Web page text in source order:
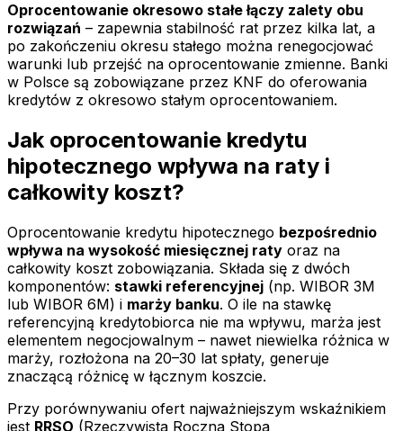
Oprocentowanie okresowo stałe łączy zalety obu
rozwiązań – zapewnia stabilność rat przez kilka lat, a
po zakończeniu okresu stałego można renegocjować
warunki lub przejść na oprocentowanie zmienne. Banki
w Polsce są zobowiązane przez KNF do oferowania
kredytów z okresowo stałym oprocentowaniem.
Jak oprocentowanie kredytu
hipotecznego wpływa na raty i
całkowity koszt?
Oprocentowanie kredytu hipotecznego bezpośrednio
wpływa na wysokość miesięcznej raty oraz na
całkowity koszt zobowiązania. Składa się z dwóch
komponentów: stawki referencyjnej (np. WIBOR 3M
lub WIBOR 6M) i marży banku. O ile na stawkę
referencyjną kredytobiorca nie ma wpływu, marża jest
elementem negocjowalnym – nawet niewielka różnica w
marży, rozłożona na 20–30 lat spłaty, generuje
znaczącą różnicę w łącznym koszcie.
Przy porównywaniu ofert najważniejszym wskaźnikiem
jest RRSO (Rzeczywista Roczna Stopa